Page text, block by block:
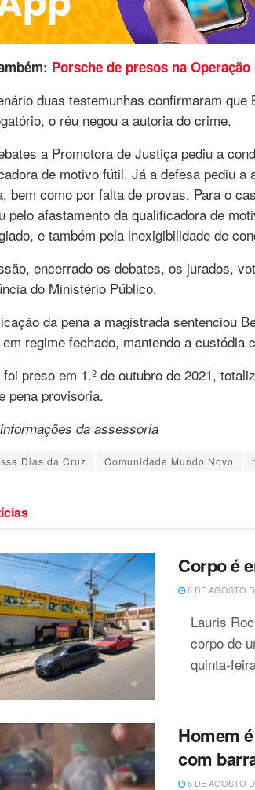
Porsche de presos na
duas testemunhas confirmaram
o réu negou a autoria do crime.
a Promotora de Justiça pediu a
de motivo fútil. Já a defesa pediu
bem como por falta de provas. Para o
pelo afastamento da qualificadora de
e também pela inexigibilidade de
encerrado os debates, os jurados,
do Ministério Público.
da pena a magistrada sentenciou
regime fechado, mantendo a
preso em 1.º de outubro de 2021,
pena provisória.
da assessoria
Dias da Cruz Comunidade Mundo Novo
Corpo é
6 DE AGOSTO
Lauris
corpo de
quinta-
Homem
com
6 DE AGOSTO